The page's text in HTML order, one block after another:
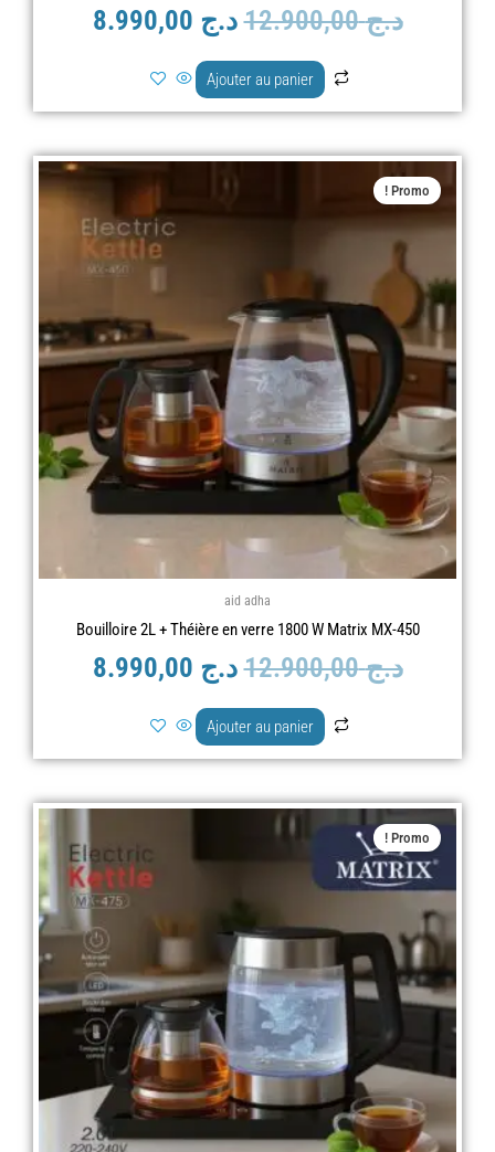
د.ج12.900,00 د.ج
Ajouter au panier
Promo !
aid adha
Bouilloire 2L + Théière en verre 1800 W Matrix MX-450
د.ج12.900,00
Le
initial
د.ج 12.900,00.
د.ج
Le
prix
actuel
د.ج 8.990,00.
Ajouter au panier
Promo !
Le
prix
د.ج 12.900,00.
Le
prix
actuel
est :
د.ج 10.900,00.